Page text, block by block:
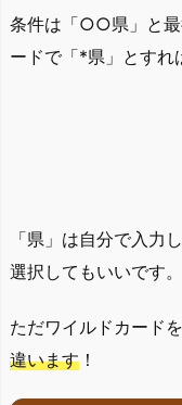
条件は「○○県」と最
ードで「*県」とすれ
「県」は自分で入力
選択してもいいです。
ただワイルドカード
違います ！